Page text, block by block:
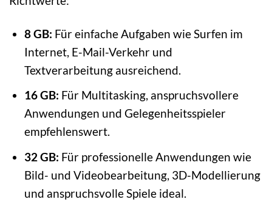
8 GB: Für einfache Aufgaben wie Surfen im
Internet, E-Mail-Verkehr und
Textverarbeitung ausreichend.
16 GB: Für Multitasking, anspruchsvollere
Anwendungen und Gelegenheitsspieler
empfehlenswert.
32 GB: Für professionelle Anwendungen wie
Bild- und Videobearbeitung, 3D-Modellierung
und anspruchsvolle Spiele ideal.